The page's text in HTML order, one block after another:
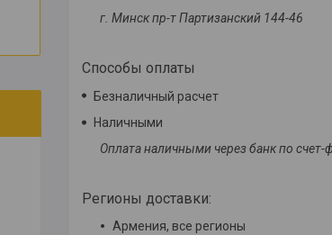
г. Минск пр-т Партизанский 144-46
Способы оплаты
Безналичный расчет
Наличными
Оплата наличными через банк по счет-
Регионы доставки:
Армения, все регионы